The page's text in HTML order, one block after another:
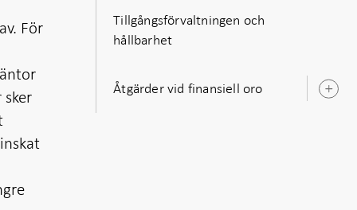
För
Tillgångsförvaltningen och
hållbarhet
Åtgärder vid finansiell oro